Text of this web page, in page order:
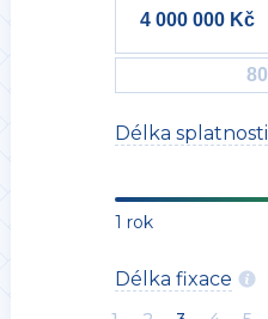
Délka splatnosti
1 rok
Délka fixace